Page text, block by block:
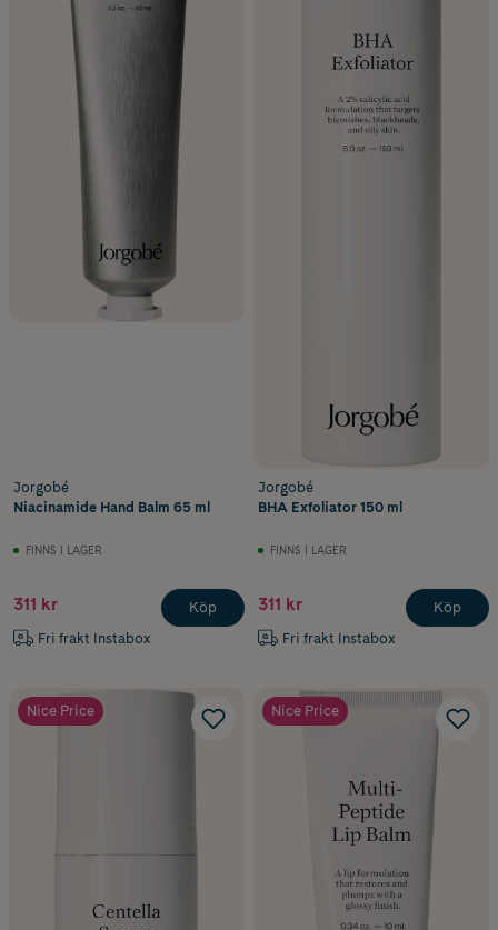
Jorgobé
Niacinamide Hand Balm 65 ml
FINNS I LAGER
311 kr
Fri frakt Instabox
Köp
Jorgobé
BHA Exfoliator 150 ml
FINNS I LAGER
311 kr
Fri frakt Instabox
Köp
Nice Price Nice Price